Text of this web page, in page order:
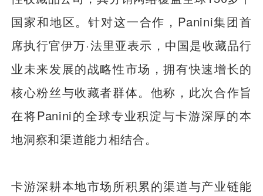
国家和地区。针对这一合作，Panini集团首
席执行官伊万·法里亚表示，中国是收藏品行
业未来发展的战略性市场，拥有快速增长的
核心粉丝与收藏者群体。他称，此次合作旨
在将Panini的全球专业积淀与卡游深厚的本
地洞察和渠道能力相结合。
卡游深耕本地市场所积累的渠道与产业链能